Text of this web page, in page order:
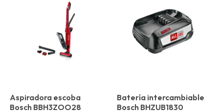
Aspiradora escoba
Bosch BBH3ZOO28
Batería intercambiable
Bosch BHZUB1830